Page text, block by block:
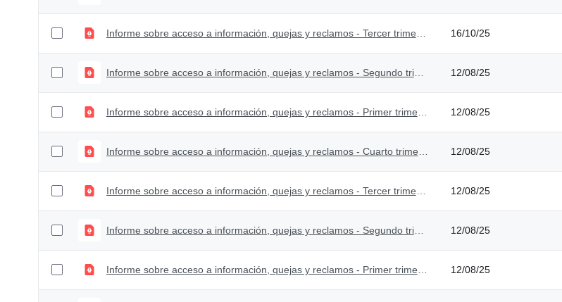
16/10/25
Informe sobre acceso a información, quejas y reclamos - Segundo trimestre 2025 12/08/25
12/08/25
12/08/25
12/08/25
Informe sobre acceso a información, quejas y reclamos - Segundo trimestre - 2024 12/08/25
12/08/25